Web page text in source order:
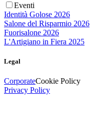
Eventi
Identità Golose 2026
Salone del Risparmio 2026
Fuorisalone 2026
L'Artigiano in Fiera 2025
Legal
CorporateCookie Policy
Privacy Policy